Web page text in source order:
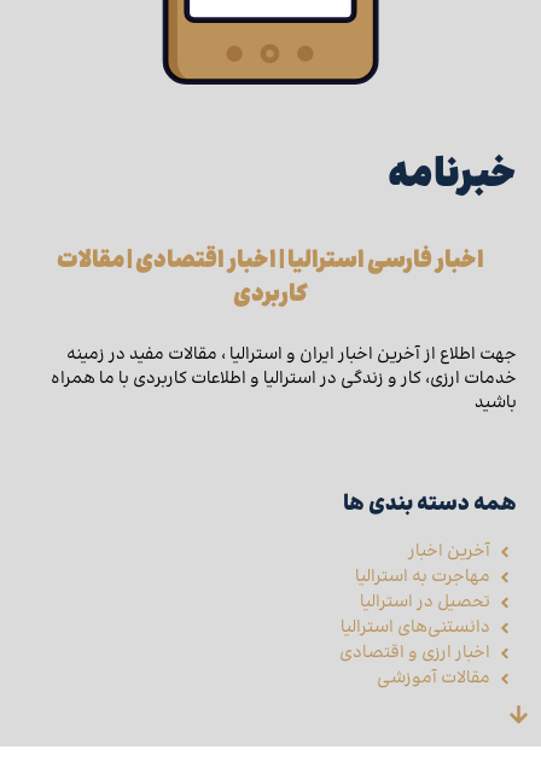
خبرنامه
اخبار فارسی استرالیا | اخبار اقتصادی | مقالات
کاربردی
جهت اطلاع از آخرین اخبار ایران و استرالیا ، مقالات مفید در زمینه
خدمات ارزی، کار و زندگی در استرالیا و اطلاعات کاربردی با ما همراه
باشید
همه دسته بندی ها
آخرین اخبار
مهاجرت به استرالیا
تحصیل در استرالیا
دانستنی‌های استرالیا
اخبار ارزی و اقتصادی
مقالات آموزشی